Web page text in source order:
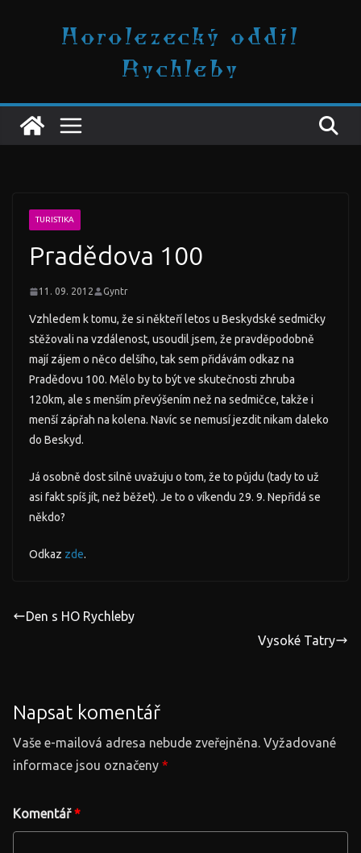
Horolezecký oddíl
Rychleby
TURISTIKA
Pradědova 100
11. 09. 2012 Gyntr
Vzhledem k tomu, že si někteří letos u Beskydské sedmičky
stěžovali na vzdálenost, usoudil jsem, že pravděpodobně
mají zájem o něco delšího, tak sem přidávám odkaz na
Pradědovu 100. Mělo by to být ve skutečnosti zhruba
120km, ale s menším převýšením než na sedmičce, takže i
menší zápřah na kolena. Navíc se nemusí jezdit nikam daleko
do Beskyd.
Já osobně dost silně uvažuju o tom, že to půjdu (tady to už
asi fakt spíš jít, než běžet). Je to o víkendu 29. 9. Nepřidá se
někdo?
Odkaz zde.
Den s HO Rychleby
Vysoké Tatry
Napsat komentář
Vaše e-mailová adresa nebude zveřejněna. Vyžadované
informace jsou označeny *
Komentář*